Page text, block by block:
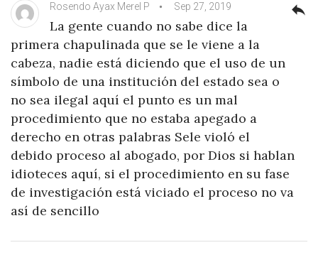
Rosendo Ayax Merel P Sep 27, 2019
La gente cuando no sabe dice la
primera chapulinada que se le viene a la
cabeza, nadie está diciendo que el uso de un
símbolo de una institución del estado sea o
no sea ilegal aquí el punto es un mal
procedimiento que no estaba apegado a
derecho en otras palabras Sele violó el
debido proceso al abogado, por Dios si hablan
idioteces aquí, si el procedimiento en su fase
de investigación está viciado el proceso no va
así de sencillo
reply